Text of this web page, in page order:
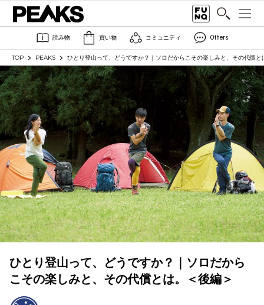
読み物 買い物 コミュニティ Others
TOP PEAKS ひとり登山って、どうですか？｜ソロだからこその楽しみと、その代償と
ひとり登山って、どうですか？｜ソロだから
こその楽しみと、その代償とは。＜後編＞